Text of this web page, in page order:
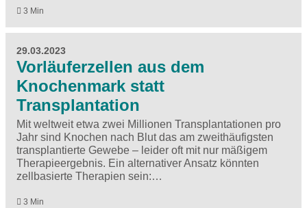
3 Min
29.03.2023
Vorläuferzellen aus dem
Knochenmark statt
Transplantation
Mit weltweit etwa zwei Millionen Transplantationen pro
Jahr sind Knochen nach Blut das am zweithäufigsten
transplantierte Gewebe – leider oft mit nur mäßigem
Therapieergebnis. Ein alternativer Ansatz könnten
zellbasierte Therapien sein:…
3 Min